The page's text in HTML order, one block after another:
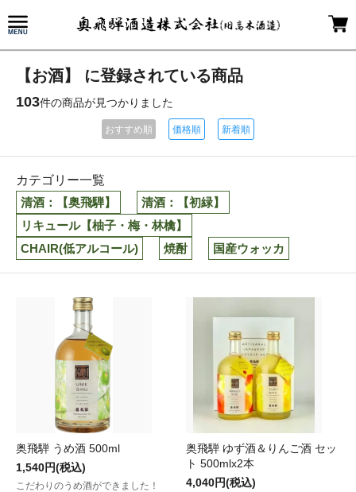
【お酒】 に登録されている商品
103件の商品が見つかりました
おすすめ順 価格順 新着順
カテゴリー一覧
清酒：【奥飛騨】
清酒：【初緑】
リキュール【柚子・梅・林檎】
CHAIR(低アルコール)
焼酎 国産ウォッカ
奥飛騨 うめ酒 500ml
1,540円(税込)
こだわりのうめ酒ができました！
奥飛騨 ゆず酒＆りんご酒 セッ
ト 500mlx2本
4,040円(税込)